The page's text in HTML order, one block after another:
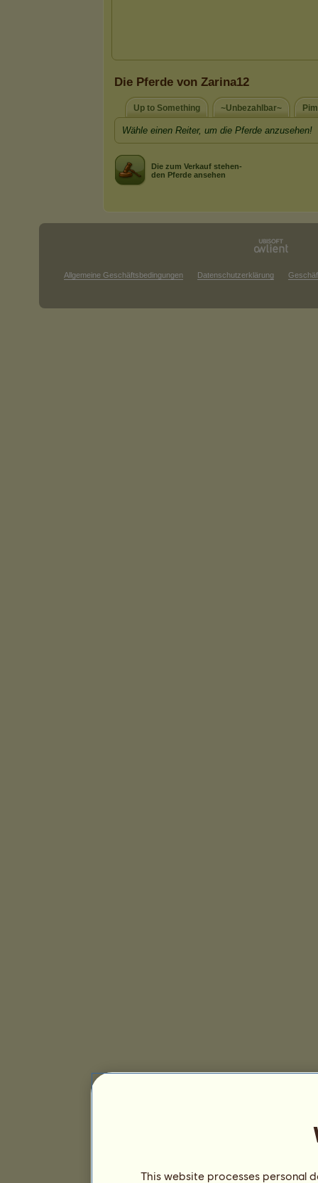
Die Pferde von Zarina12
Up to Something ~Unbezahlbar~
Wähle einen Reiter, um die Pferde anzusehen!
Die zum Verkauf stehen-
den Pferde ansehen
Allgemeine Geschäftsbedingungen Datenschutzerklärung
This website processes personal